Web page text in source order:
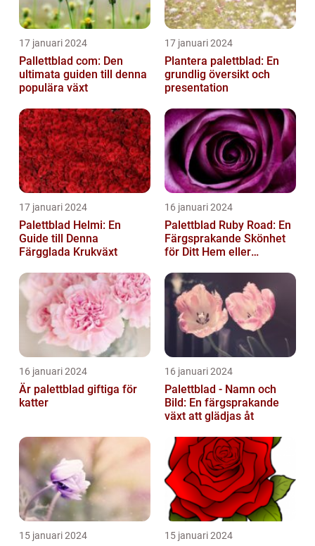
17 januari 2024
Pallettblad com: Den
ultimata guiden till denna
populära växt
17 januari 2024
Plantera palettblad: En
grundlig översikt och
presentation
17 januari 2024
Palettblad Helmi: En
Guide till Denna
Färgglada Krukväxt
16 januari 2024
Palettblad Ruby Road: En
Färgsprakande Skönhet
för Ditt Hem eller
16 januari 2024
Är palettblad giftiga för
katter
16 januari 2024
Palettblad - Namn och
Bild: En färgsprakande
växt att glädjas åt
15 januari 2024 15 januari 2024